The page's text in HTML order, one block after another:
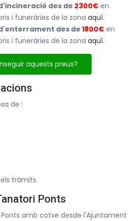
des de 2300€ en
i funeràries de la zona aquí.
des de1800€ en
i funeràries de la zona aquí.
aquests preus?
de :
tràmits.
Ponts
amb cotxe desde l'Ajuntament